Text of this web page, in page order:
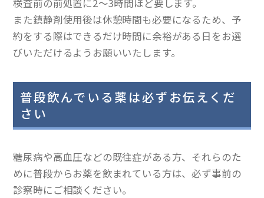
検査前の前処置に2～3時間ほど要します。
また鎮静剤使用後は休憩時間も必要になるため、予
約をする際はできるだけ時間に余裕がある日をお選
びいただけるようお願いいたします。
普段飲んでいる薬は必ずお伝えくだ
さい
糖尿病や高血圧などの既往症がある方、それらのた
めに普段からお薬を飲まれている方は、必ず事前の
診察時にご相談ください。